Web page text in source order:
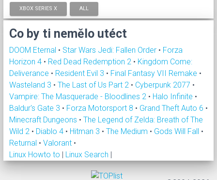
XBOX SERIES X ALL
Co by ti nemělo utéct
DOOM Eternal • Star Wars Jedi: Fallen Order • Forza
Horizon 4 • Red Dead Redemption 2 • Kingdom Come:
Deliverance • Resident Evil 3 • Final Fantasy VII Remake •
Wasteland 3 • The Last of Us Part 2 • Cyberpunk 2077 •
Vampire: The Masquerade - Bloodlines 2 • Halo Infinite •
Baldur's Gate 3 • Forza Motorsport 8 • Grand Theft Auto 6 •
Minecraft Dungeons • The Legend of Zelda: Breath of The
Wild 2 • Diablo 4 • Hitman 3 • The Medium • Gods Will Fall •
Returnal • Valorant •
Linux Howto to | Linux Search |